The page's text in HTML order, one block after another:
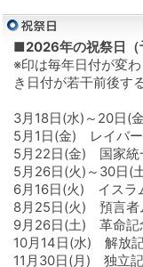
■2026年の祝祭日（
※印は毎年日付が変
き日付が若干前後す
3月18日(水)～20日(
5月1日(金) レイバ
5月22日(金) 国家統
5月26日(火)～30日(
6月16日(火) イスラ
8月25日(火) 預言者
9月26日(土) 革命記
10月14日(水) 解放
11月30日(月) 独立